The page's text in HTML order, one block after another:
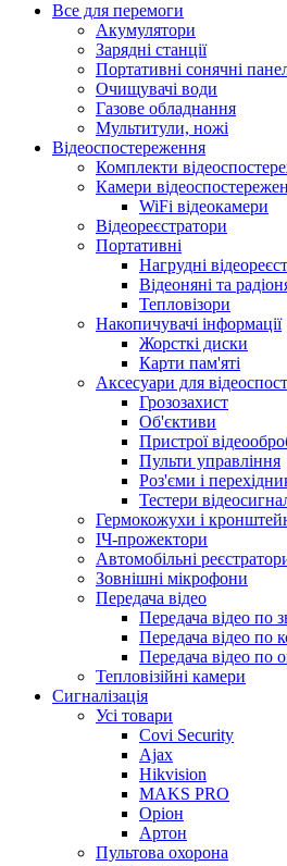
Все для перемоги
Акумулятори
Зарядні станції
Портативні сонячні
Очищувачі води
Газове обладнання
Мультитули, ножі
Відеоспостереження
Комплекти
Камери
WiFi відеокамери
Відеореєстратори
Портативні
Нагрудні
Відеоняні та
Тепловізори
Накопичувачі інформації
Жорсткі диски
Карти пам'яті
Аксесуари для
Грозозахист
Об'єктиви
Пристрої
Пульти управління
Роз'єми і
Тестери
Гермокожухи і
ІЧ-прожектори
Автомобільні
Зовнішні мікрофони
Передача відео
Передача відео по
Передача відео по
Передача відео по
Тепловізійні камери
Cигналізація
Усі товари
Covi Security
Ajax
Hikvision
MAKS PRO
Оріон
Артон
Пультова охорона